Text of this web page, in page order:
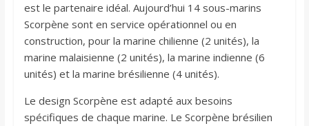
est le partenaire idéal. Aujourd’hui 14 sous-marins
Scorpène sont en service opérationnel ou en
construction, pour la marine chilienne (2 unités), la
marine malaisienne (2 unités), la marine indienne (6
unités) et la marine brésilienne (4 unités).
Le design Scorpène est adapté aux besoins
spécifiques de chaque marine. Le Scorpène brésilien